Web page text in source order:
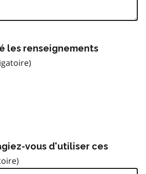
les renseignements
vous d'utiliser ces